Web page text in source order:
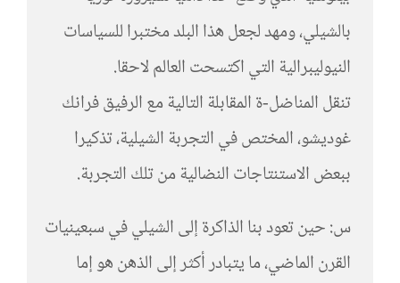
بالشيلي، ومهد لجعل هذا البلد مختبرا للسياسات
النيوليبرالية التي اكتسحت العالم لاحقا.
تنقل المناضل-ة المقابلة التالية مع الرفيق فرانك
غوديشو، المختص في التجربة الشيلية، تذكيرا
ببعض الاستنتاجات النضالية من تلك التجربة.
س: حين تعود بنا الذاكرة إلى الشيلي في سبعينيات
القرن الماضي، ما يتبادر أكثر إلى الذهن هو إما